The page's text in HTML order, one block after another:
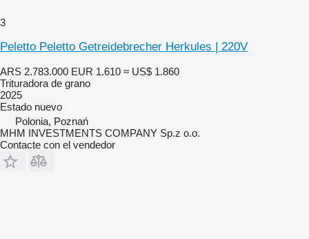
3
Peletto Peletto Getreidebrecher Herkules | 220V
ARS 2.783.000 EUR 1.610 ≈ US$ 1.860
Trituradora de grano
2025
Estado nuevo
Polonia, Poznań
MHM INVESTMENTS COMPANY Sp.z o.o.
Contacte con el vendedor